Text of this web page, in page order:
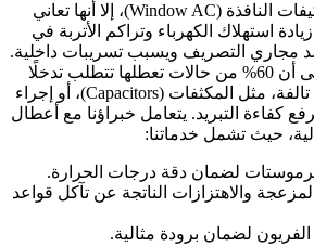
على الرغم من متانة مكيفات النافذة (Window AC)، إلا أنها تعاني
استهلاك الكهرباء وتراكم الأتربة في
مجاري التصريف ويسبب تسريبات داخلية.
تشير التقديرات الفنية إلى أن 60% من حالات تعطلها تتطلب تدخلًا
متخصصًا لاستبدال قطع تالفة، مثل المكثفات (Capacitors)، أو إجراء
كفاءة التبريد. يتعامل خبراؤنا مع أعطال
حيث تشمل خدماتنا:
لضمان دقة درجات الحرارة.
والاهتزازات الناتجة عن تآكل قواعد
لضمان برودة مثالية.